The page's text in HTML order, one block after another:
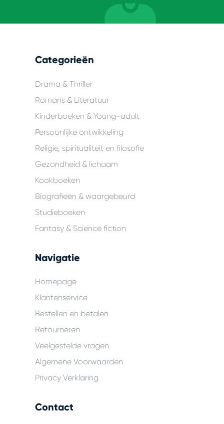
Categorieën
Drama & Thriller
Romans & Literatuur
Kinderboeken & Young-adult
Persoonlijke ontwikkeling
Religie, spiritualiteit en filosofie
Gezondheid & lichaam
Kookboeken
Biografieën & waargebeurd
Studieboeken
Fantasy & Science fiction
Navigatie
Homepage
Klantenservice
Bestellen en betalen
Retourneren
Veelgestelde vragen
Algemene Voorwaarden
Privacy Verklaring
Contact